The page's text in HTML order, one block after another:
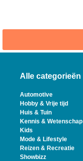
Alle categorieën
Automotive
Hobby & Vrije tijd
Huis & Tuin
Kennis & Wetenschap
Kids
Mode & Lifestyle
Reizen & Recreatie
Showbizz